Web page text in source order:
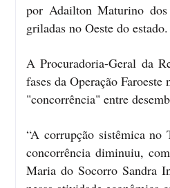
por Adailton Maturino dos
griladas no Oeste do estado.
A Procuradoria-Geral da
fases da Operação
"concorrência" entre
“A corrupção sistêmica no
concorrência diminuiu,
Maria do Socorro Sandra